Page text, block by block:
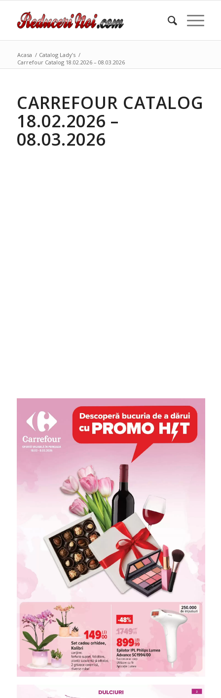
Acasa / Catalog Lady’s /
Carrefour Catalog 18.02.2026 – 08.03.2026
CARREFOUR CATALOG
18.02.2026 –
08.03.2026